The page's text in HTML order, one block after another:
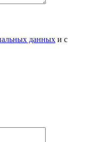
данных и с